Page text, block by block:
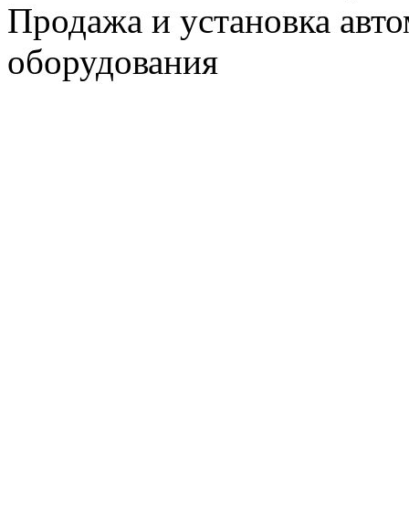
Продажа и установка
оборудования